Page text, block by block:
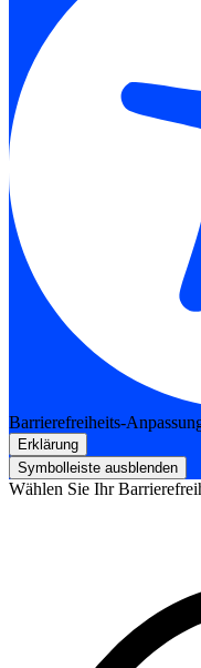
Barrierefreiheits-
Erklärung
Symbolleiste ausblenden
Wählen Sie Ihr